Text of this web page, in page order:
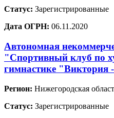
Статус: Зарегистрированные
Дата ОГРН: 06.11.2020
Автономная
"Спортивный клуб по
гимнастике "Виктория
Регион: Нижегородская
Статус: Зарегистрированные